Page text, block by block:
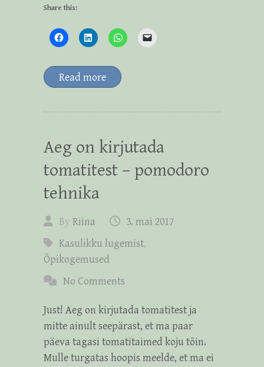
Share this:
Read more
Aeg on kirjutada
tomatitest – pomodoro
tehnika
By Riina
3. mai 2017
Kasulikku lugemist,
Õpikogemused
No Comments
Just! Aeg on kirjutada tomatitest ja
mitte ainult seepärast, et ma paar
päeva tagasi tomatitaimed koju tõin.
Mulle turgatas hoopis meelde, et ma ei